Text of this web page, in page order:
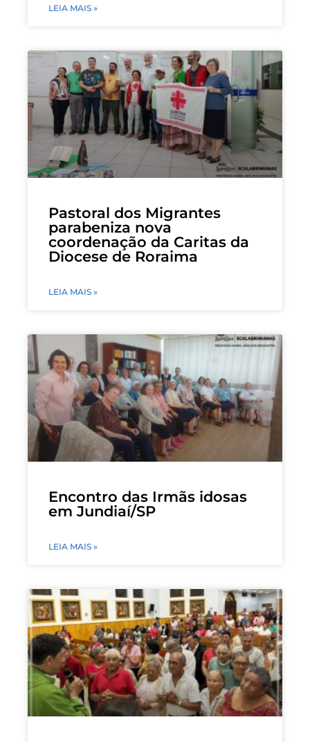
LEIA MAIS »
Pastoral dos Migrantes
parabeniza nova
coordenação da Caritas da
Diocese de Roraima
LEIA MAIS »
Encontro das Irmãs idosas
em Jundiaí/SP
LEIA MAIS »